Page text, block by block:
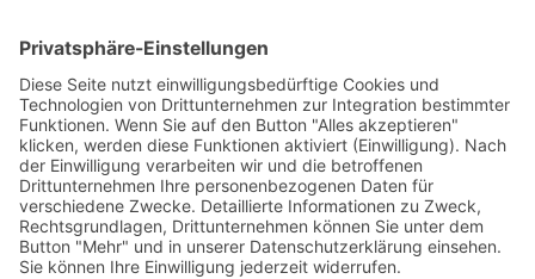
Indikation Existenzielles Leiden
Wunsch nach Sedierung, um das eigene Leben zu
beenden
Sedierung im Rahmen des Beendens künstlicher
Beatmung
Sedierung im SAPV-Kontext
Verringern der Tiefe einer begonnenen Sedierung
Sedierung zur Leidenslinderung vs. zur Abwendung
von Selbst- oder Fremdgefährdung
Informationen für Patientinnen/Patienten und Angehörige
Informationsbroschüre für Patient:innen/Angehörige